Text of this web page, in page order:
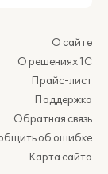
О сайте
О решениях 1С
Прайс-лист
Поддержка
Обратная связь
об ошибке
Карта сайта